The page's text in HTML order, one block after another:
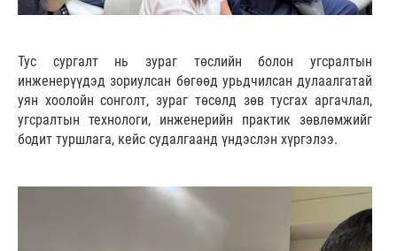
Тус сургалт нь зураг төслийн болон угсралтын
инженерүүдэд зориулсан бөгөөд урьдчилсан дулаалгатай
уян хоолойн сонголт, зураг төсөлд зөв тусгах аргачлал,
угсралтын технологи, инженерийн практик зөвлөмжийг
бодит туршлага, кейс судалгаанд үндэслэн хүргэлээ.